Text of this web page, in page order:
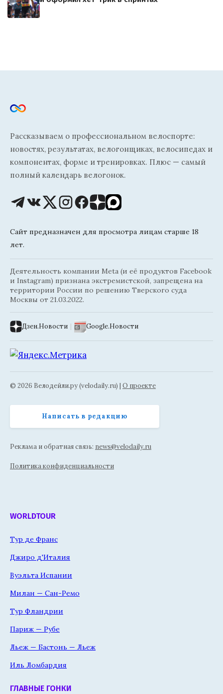
Рассказываем о профессиональном велоспорте:
новостях, результатах, велогонщиках, велосипедах и
компонентах, форме и тренировках. Плюс — самый
полный календарь велогонок.
Сайт предназначен для просмотра лицам старше 18
лет.
Деятельность компании Meta (и её продуктов Facebook
и Instagram) признана экстремистской, запрещена на
территории России по решению Тверского суда
Москвы от 21.03.2022.
Дзен.Новости | Google.Новости
© 2026 Велодейли.ру (velodaily.ru) | О проекте
Написать в редакцию
Реклама и обратная связь: news@velodaily.ru
Политика конфиденциальности
WORLDTOUR
Тур де Франс
Джиро д'Италия
Вуэльта Испании
Милан — Сан-Ремо
Тур Фландрии
Париж — Рубе
Льеж — Бастонь — Льеж
Иль Ломбардия
ГЛАВНЫЕ ГОНКИ